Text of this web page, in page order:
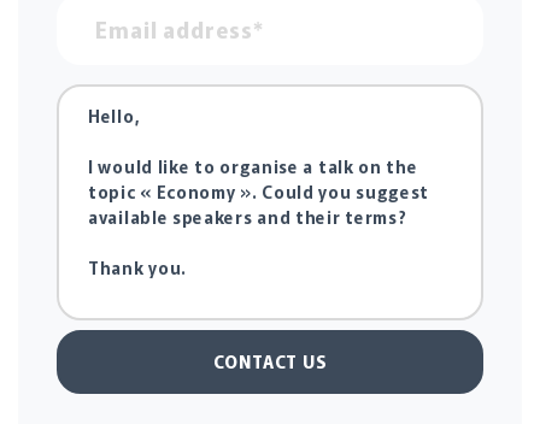
CONTACT US